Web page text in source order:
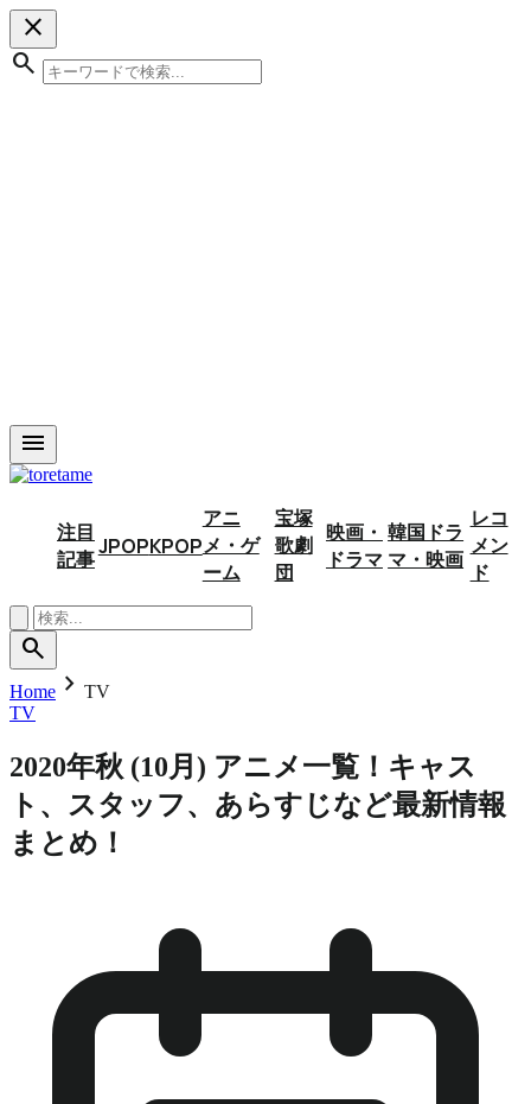
close
search
menu
注目
記事JPOPKPOP
アニ
メ・ゲ
ーム
宝塚
歌劇
団
映画・
ドラマ
韓国ドラ
マ・映画
レコ
メン
ド
search
Home chevron_right TV
TV
2020年秋 (10月) アニメ一覧！キャス
ト、スタッフ、あらすじなど最新情報
まとめ！